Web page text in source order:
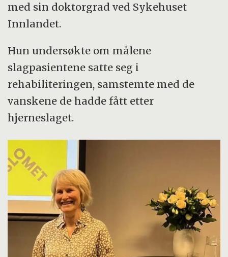
med sin doktorgrad ved Sykehuset
Innlandet.
Hun undersøkte om målene
slagpasientene satte seg i
rehabiliteringen, samstemte med de
vanskene de hadde fått etter
hjerneslaget.